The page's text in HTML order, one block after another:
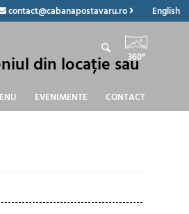
contact@cabanapostavaru.ro English
EVENIMENTE CONTACT
360°
din locație sau